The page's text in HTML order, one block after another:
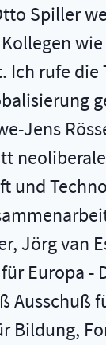
Spiller
rufe
Jens
und
Jörg van
Europa
Bildung,